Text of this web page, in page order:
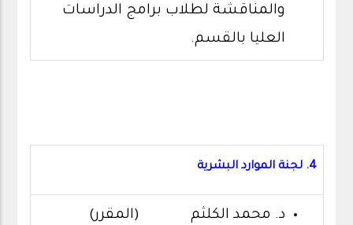
والمناقشة لطلاب برامج الدراسات
العليا بالقسم.
4. لجنة الموارد البشرية
د. محمد الكلثم (المقرر)